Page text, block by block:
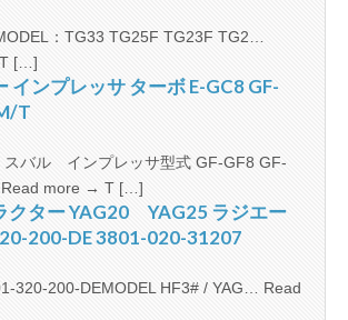
：TG33 TG25F TG23F TG2…
[…]
インプレッサ ターボ E-GC8 GF-
T
バル インプレッサ型式 GF-GF8 GF-
Read more → T […]
クター YAG20 YAG25 ラジエー
200-DE 3801-020-31207
320-200-DEMODEL HF3# / YAG… Read